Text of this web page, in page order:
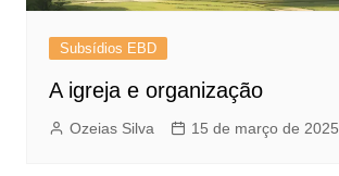
Subsídios EBD
A igreja e organização
Ozeias Silva 15 de março de 2025